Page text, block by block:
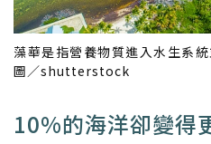
藻華是指營養物質進入水生系
圖／shutterstock
10%的海洋卻變得